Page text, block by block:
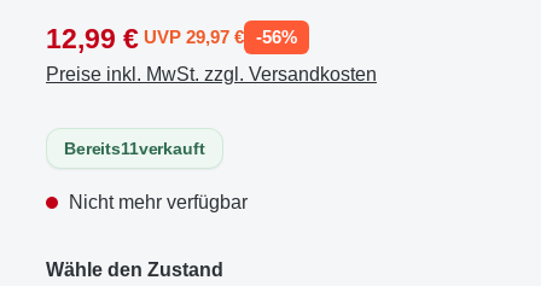
12,99 € UVP 29,97 € -56%
Preise inkl. MwSt. zzgl. Versandkosten
Bereits11verkauft
Nicht mehr verfügbar
Wähle den Zustand